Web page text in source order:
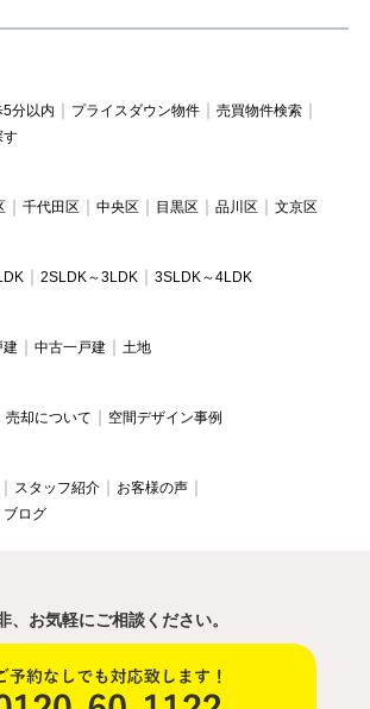
分以内 プライスダウン物件
売買物件検索
す
千代田区 中央区 目黒区 品川区 文京区
2SLDK～3LDK 3SLDK～4LDK
建 中古一戸建 土地
売却について 空間デザイン事例
スタッフ紹介
お客様の声
ブログ
、お気軽にご相談ください。